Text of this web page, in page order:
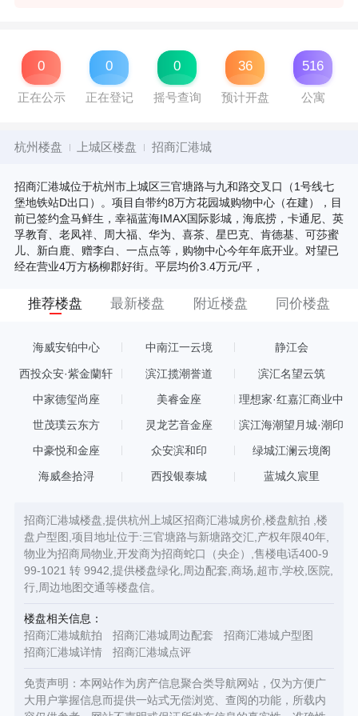
0
正在公示
0
正在登记
0
摇号查询
36
预计开盘
516
公寓
杭州楼盘 上城区楼盘 招商汇港城
招商汇港城位于杭州市上城区三官塘路与九和路交叉口（1号线七
堡地铁站D出口）。项目自带约8万方花园城购物中心（在建），目
前已签约盒马鲜生，幸福蓝海IMAX国际影城，海底捞，卡通尼、英
孚教育、老凤祥、周大福、华为、喜茶、星巴克、肯德基、可莎蜜
儿、新白鹿、赠李白、一点点等，购物中心今年年底开业。对望已
经在营业4万方杨柳郡好街。平层均价3.4万元/平，
推荐楼盘 最新楼盘 附近楼盘 同价楼盘
海威安铂中心 中南江一云境 静江会
西投众安·紫金蘭轩 滨江揽潮誉道 滨汇名望云筑
中家德玺尚座 美睿金座
理想家·红嘉汇商业中
世茂璞云东方 灵龙艺音金座 滨江海潮望月城·潮印
中豪悦和金座 众安滨和印 绿城江澜云境阁
海威叁拾浔 西投银泰城 蓝城久宸里
招商汇港城楼盘,提供杭州上城区招商汇港城房价,楼盘航拍 ,楼
盘户型图,项目地址位于:三官塘路与新塘路交汇,产权年限40年,
物业为招商局物业,开发商为招商蛇口（央企）,售楼电话400-9
99-1021 转 9942,提供楼盘绿化,周边配套,商场,超市,学校,医院,
行,周边地图交通等楼盘信。
楼盘相关信息：
招商汇港城航拍
招商汇港城周边配套
招商汇港城户型图
招商汇港城详情
招商汇港城点评
免责声明：本网站作为房产信息聚合类导航网站，仅为方便广
大用户掌握信息而提供一站式无偿浏览、查阅的功能，所载内